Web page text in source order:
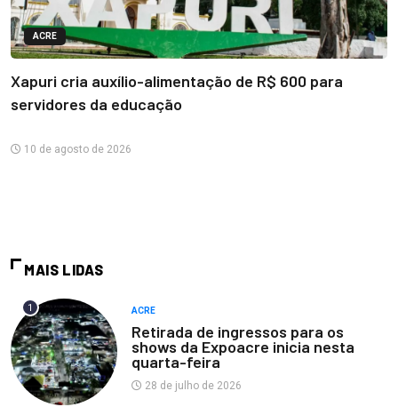
ACRE
Xapuri cria auxílio-alimentação de R$ 600 para
servidores da educação
10 de agosto de 2026
MAIS LIDAS
1 ACRE
Retirada de ingressos para os
shows da Expoacre inicia nesta
quarta-feira
28 de julho de 2026